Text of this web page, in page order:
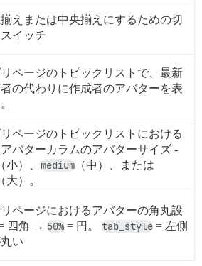
えまたは中央揃えにするための切
イッチ
ページのトピックリストで、最新
の代わりに作成者のアバターを表
ページのトピックリストにおける
バターカラムのアバターサイズ -
（小）、 medium （中）、または
（大）。
ページにおけるアバターの角丸設
四角 → 50%= 円。 tab_style = 左側
い